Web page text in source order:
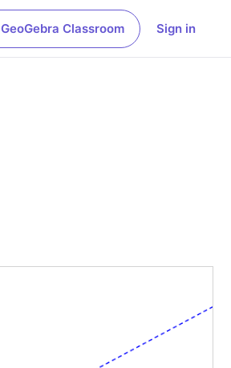
GeoGebra Classroom Sign in